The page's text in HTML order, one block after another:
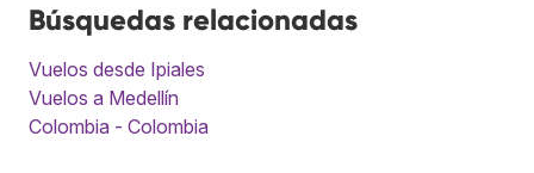
Búsquedas relacionadas
Vuelos desde Ipiales
Vuelos a Medellín
Colombia - Colombia